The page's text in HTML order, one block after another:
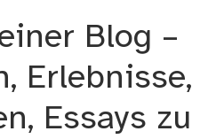
Blog –
Erlebnisse,
Essays zu